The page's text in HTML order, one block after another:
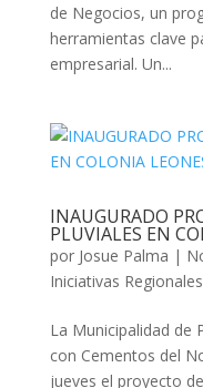
de Negocios, un
herramientas clave
empresarial. Un...
INAUGURADO
PLUVIALES EN
por Josue Palma |
Iniciativas Regionales
La Municipalidad de
con Cementos del
jueves el proyecto